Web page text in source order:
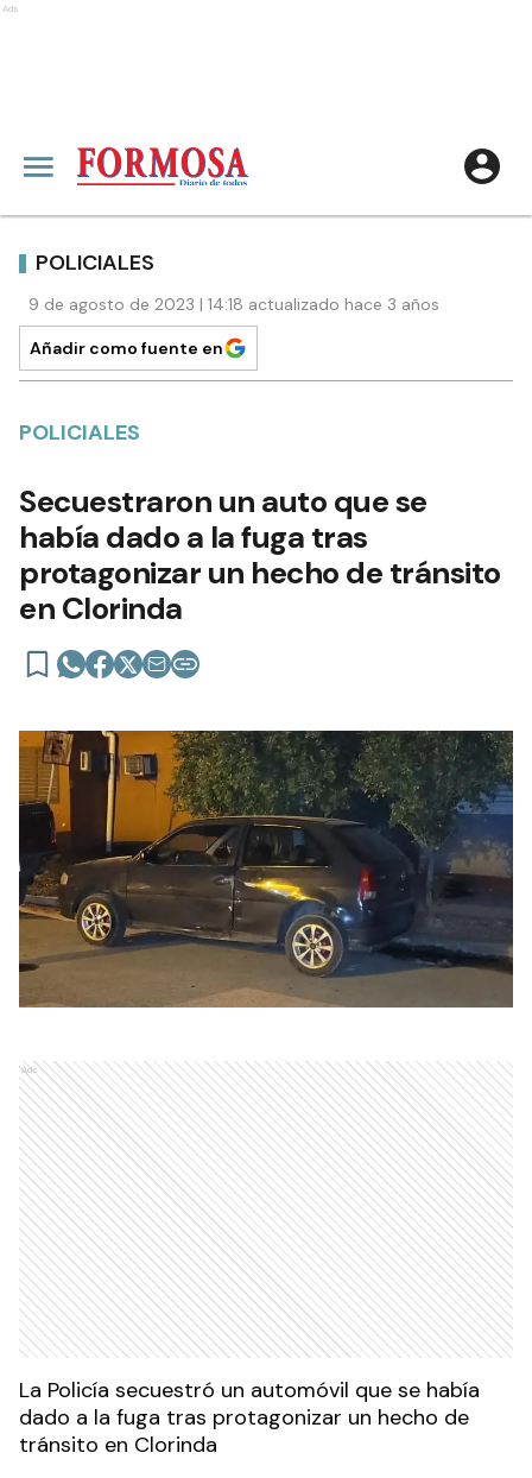
Ads
POLICIALES
9 de agosto de 2023 | 14:18 actualizado hace 3 años
Añadir como fuente en
POLICIALES
Secuestraron un auto que se
había dado a la fuga tras
protagonizar un hecho de tránsito
en Clorinda
Ads
La Policía secuestró un automóvil que se había
dado a la fuga tras protagonizar un hecho de
tránsito en Clorinda